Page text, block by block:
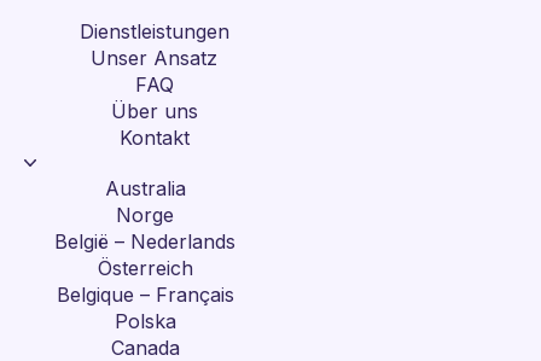
Dienstleistungen
Unser Ansatz
FAQ
Über uns
Kontakt
Australia
Norge
België – Nederlands
Österreich
Belgique – Français
Polska
Canada